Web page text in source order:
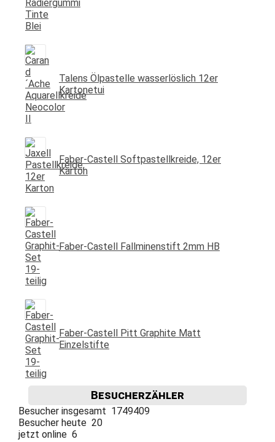
Talens Ölpastelle wasserlöslich 12er
Kartonetui
Faber-Castell Softpastellkreide, 12er
Karton
Faber-Castell Fallminenstift 2mm HB
Faber-Castell Pitt Graphite Matt
Einzelstifte
Besucherzähler
Besucher insgesamt 1749409
Besucher heute 20
jetzt online 6